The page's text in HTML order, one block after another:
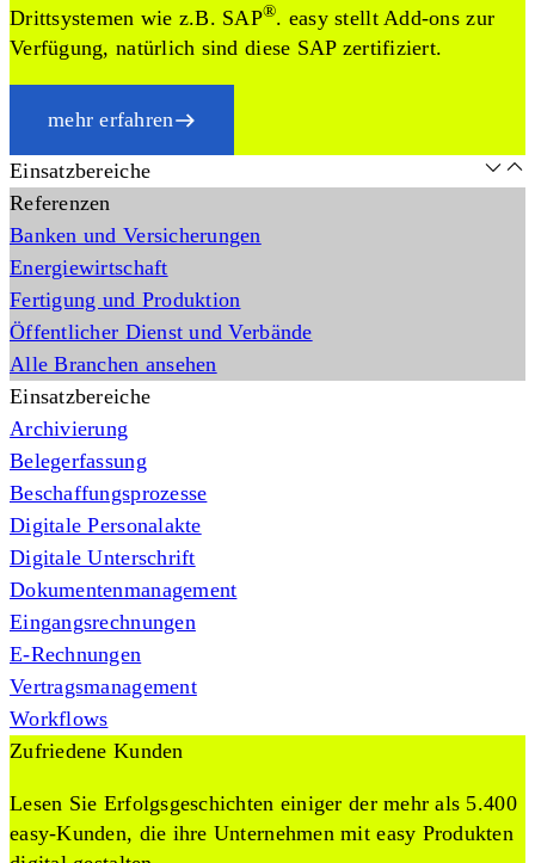
Drittsystemen wie z.B. SAP®. easy stellt Add-ons zur
Verfügung, natürlich sind diese SAP zertifiziert.
mehr erfahren
Einsatzbereiche
Referenzen
Banken und Versicherungen
Energiewirtschaft
Fertigung und Produktion
Öffentlicher Dienst und Verbände
Alle Branchen ansehen
Einsatzbereiche
Archivierung
Belegerfassung
Beschaffungsprozesse
Digitale Personalakte
Digitale Unterschrift
Dokumentenmanagement
Eingangsrechnungen
E-Rechnungen
Vertragsmanagement
Workflows
Zufriedene Kunden
Lesen Sie Erfolgsgeschichten einiger der mehr als 5.400
easy-Kunden, die ihre Unternehmen mit easy Produkten